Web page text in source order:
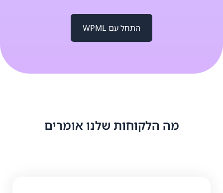
התחל עם WPML
מה הלקוחות שלנו אומרים